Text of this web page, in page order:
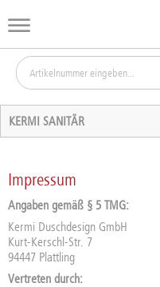
KERMI SANITÄR
Impressum
Angaben gemäß § 5 TMG:
Kermi Duschdesign GmbH
Kurt-Kerschl-Str. 7
94447 Plattling
Vertreten durch: